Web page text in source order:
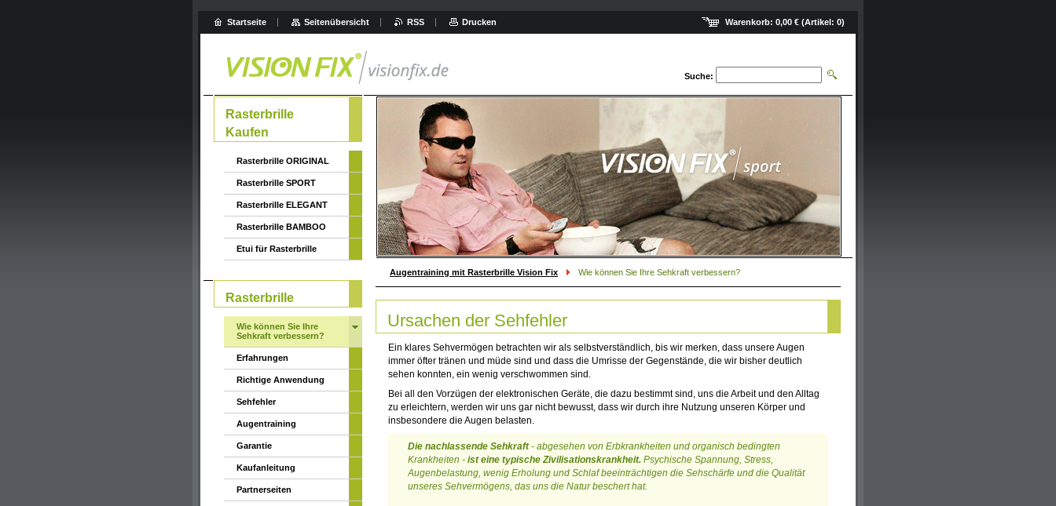
Suche:
Augentraining mit Rasterbrille Vision Fix Wie können Sie Ihre Sehkraft verbessern?
Ursachen der Sehfehler
Ein klares Sehvermögen betrachten wir als selbstverständlich, bis wir merken, dass unsere Augen
immer öfter tränen und müde sind und dass die Umrisse der Gegenstände, die wir bisher deutlich
sehen konnten, ein wenig verschwommen sind.
Bei all den Vorzügen der elektronischen Geräte, die dazu bestimmt sind, uns die Arbeit und den Alltag
zu erleichtern, werden wir uns gar nicht bewusst, dass wir durch ihre Nutzung unseren Körper und
insbesondere die Augen belasten.
Die nachlassende Sehkraft- abgesehen von Erbkrankheiten und organisch bedingten
Krankheiten - ist eine typische Zivilisationskrankheit. Psychische Spannung, Stress,
Augenbelastung, wenig Erholung und Schlaf beeinträchtigen die Sehschärfe und die Qualität
unseres Sehvermögens, das uns die Natur beschert hat.
Rasterbrille
Kaufen
Rasterbrille ORIGINAL
Rasterbrille SPORT
Rasterbrille ELEGANT
Rasterbrille BAMBOO
Etui für Rasterbrille
Rasterbrille
Wie können Sie Ihre
Sehkraft verbessern?
Erfahrungen
Richtige Anwendung
Sehfehler
Augentraining
Garantie
Kaufanleitung
Partnerseiten
Warenkorb: 0,00 € (Artikel: 0)
Startseite Seitenübersicht RSS Drucken